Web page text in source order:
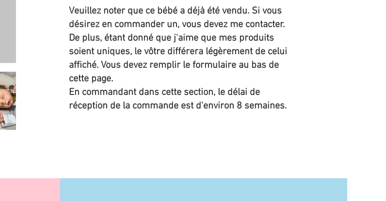
Veuillez noter que ce bébé a déjà été vendu. Si vous
désirez en commander un, vous devez me contacter.
De plus, étant donné que j'aime que mes produits
soient uniques, le vôtre différera légèrement de celui
affiché. Vous devez remplir le formulaire au bas de
cette page.
En commandant dans cette section, le délai de
réception de la commande est d'environ 8 semaines.